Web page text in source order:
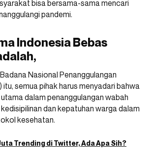
bisa bersama-sama mencari
pandemi.
Indonesia Bebas
Nasional Penanggulangan
itu, semua pihak harus menyadari bahwa
dalam penanggulangan wabah
dan kepatuhan warga dalam
kesehatan.
Trending di Twitter, Ada Apa Sih?